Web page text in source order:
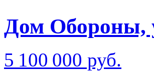
Дом Обороны,
5 100 000 руб.